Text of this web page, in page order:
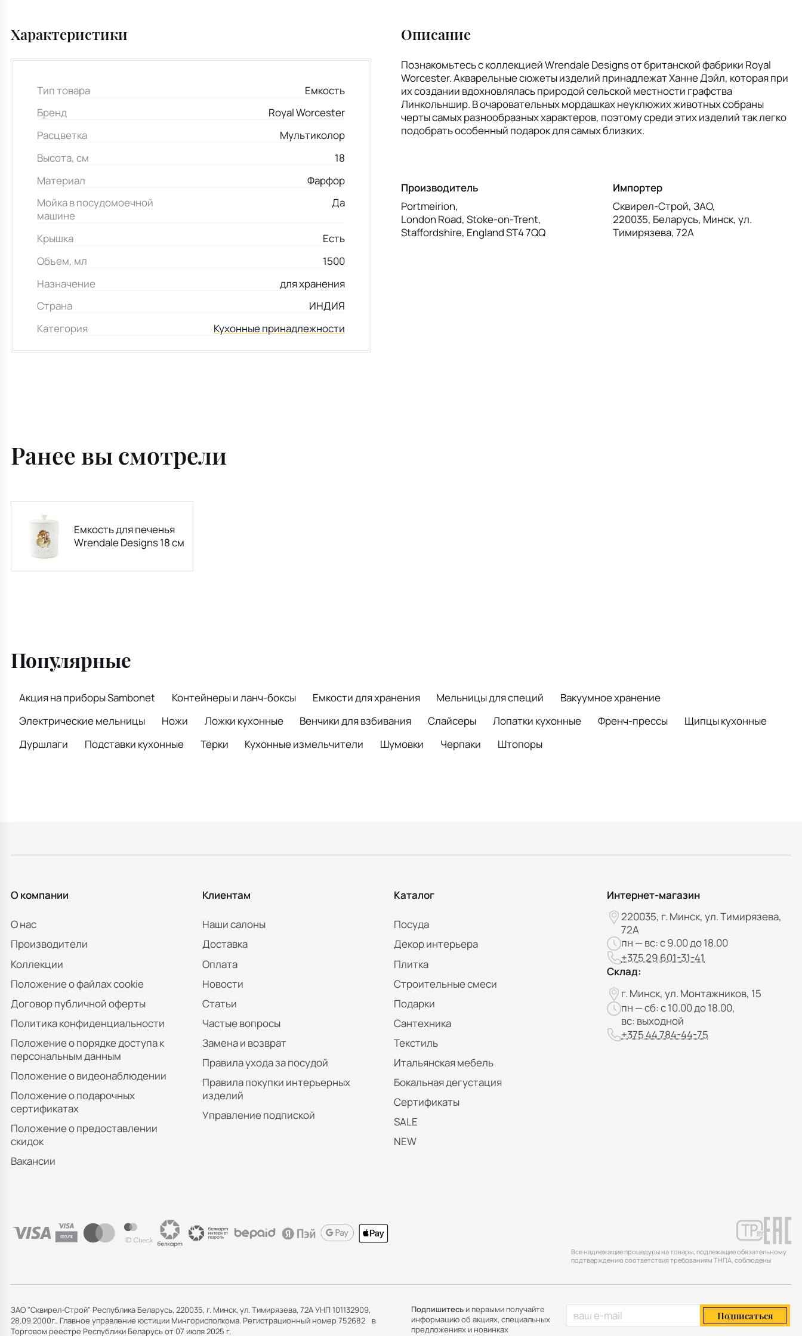
Характеристики
Тип товара
Емкость
Бренд
Royal Worcester
Расцветка
Мультиколор
Высота, см
18
Материал
Фарфор
Мойка в посудомоечной
машине
Да
Крышка
Есть
Объем, мл
1500
Назначение
для хранения
Страна
ИНДИЯ
Категория
Кухонные принадлежности
Описание
Познакомьтесь с коллекцией Wrendale Designs от британской фабрики Royal
Worcester. Акварельные сюжеты изделий принадлежат Ханне Дэйл, которая при
их создании вдохновлялась природой сельской местности графства
Линкольншир. В очаровательных мордашках неуклюжих животных собраны
черты самых разнообразных характеров, поэтому среди этих изделий так легко
подобрать особенный подарок для самых близких.
Производитель
Portmeirion,
London Road, Stoke-on-Trent,
Staffordshire, England ST4 7QQ
Импортер
Сквирел-Строй, ЗАО,
220035, Беларусь, Минск, ул.
Тимирязева, 72А
Ранее вы смотрели
Емкость для печенья
Wrendale Designs 18 см
Популярные
Акция на приборы Sambonet Контейнеры и ланч-боксы Емкости для хранения Мельницы для специй
Вакуумное хранение
Электрические мельницы
Ножи Ложки кухонные Венчики для взбивания Слайсеры Лопатки кухонные Френч-прессы
Щипцы кухонные
Дуршлаги
Подставки кухонные Тёрки Кухонные измельчители Шумовки Черпаки Штопоры
О компании
О нас
Производители
Коллекции
Положение о файлах cookie
Договор публичной оферты
Политика конфиденциальности
Положение о порядке доступа к
персональным данным
Положение о видеонаблюдении
Положение о подарочных
сертификатах
Положение о предоставлении
скидок
Вакансии
Клиентам
Наши салоны
Доставка
Оплата
Новости
Статьи
Частые вопросы
Замена и возврат
Правила ухода за посудой
Правила покупки интерьерных
изделий
Управление подпиской
Каталог
Посуда
Декор интерьера
Плитка
Строительные смеси
Подарки
Сантехника
Текстиль
Итальянская мебель
Бокальная дегустация
Сертификаты
SALE
NEW
Интернет-магазин
220035, г. Минск, ул. Тимирязева,
72А
пн — вс: с 9.00 до 18.00
+375 29 601-31-41
Склад:
г. Минск, ул. Монтажников, 15
пн — сб: с 10.00 до 18.00,
вс: выходной
+375 44 784-44-75
Все надлежащие процедуры на товары, подлежащие обязательному
подтверждению соответствия требованиям ТНПА, соблюдены
ЗАО "Сквирел-Строй" Республика Беларусь, 220035, г. Минск, ул. Тимирязева, 72А УНП 101132909,
28.09.2000г., Главное управление юстиции Мингорисполкома. Регистрационный номер 752682 в
Торговом реестре Республики Беларусь от 07 июля 2025 г.
Подпишитесьи первыми получайте
информацию об акциях, специальных
предложениях и новинках
Подписаться